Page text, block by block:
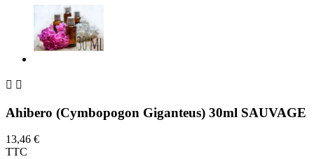
 
Ahibero (Cymbopogon Giganteus) 30ml SAUVAGE
13,46 €
TTC